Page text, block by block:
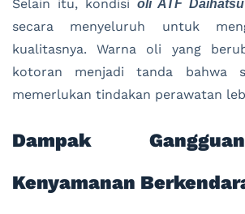
Selain itu, kondisi oli ATF
secara menyeluruh untuk
kualitasnya. Warna oli yang
kotoran menjadi tanda bahwa
memerlukan tindakan perawatan
Dampak
Kenyamanan